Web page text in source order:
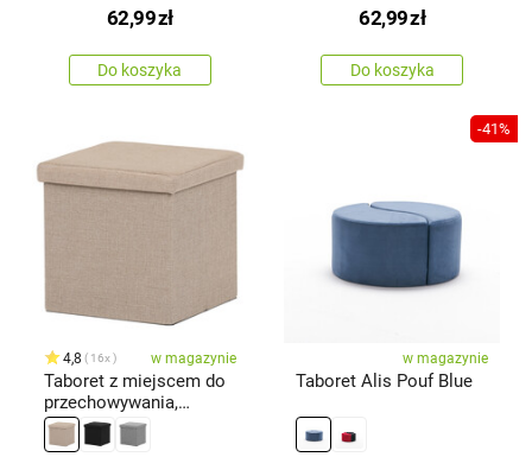
62,99zł
Do koszyka
62,99zł
Do koszyka
4,8 16x w magazynie
Taboret z miejscem do
przechowywania,
kremowy, 38 x 38 x 38
cm
-41%
w magazynie
Taboret Alis Pouf Blue